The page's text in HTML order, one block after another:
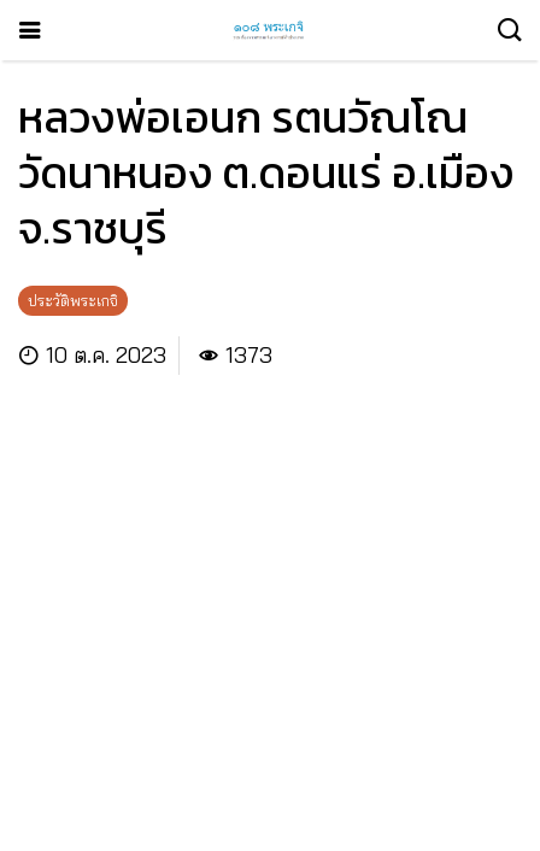
หลวงพ่อเอนก รตนวัณโณ
วัดนาหนอง ต.ดอนแร่ อ.เมือง
จ.ราชบุรี
ประวัติพระเกจิ
10 ต.ค. 2023 1373